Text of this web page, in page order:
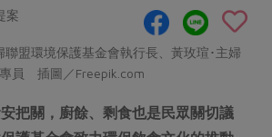
烘焙
一週
惜食
案
聯盟環境保護基金會執行長、黃玫瑄･主婦
員 插圖／Freepik.com
把關，廚餘、剩食也是民眾關切議